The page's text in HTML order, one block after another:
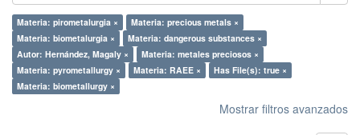
Materia: pirometalurgia ×
Materia: precious metals ×
Materia: biometalurgia ×
Materia: dangerous substances ×
Autor: Hernández, Magaly ×
Materia: metales preciosos ×
Materia: pyrometallurgy ×
Materia: RAEE ×
Has File(s): true ×
Materia: biometallurgy ×
Mostrar filtros avanzados